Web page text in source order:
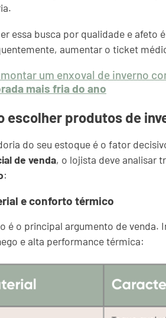
essa busca por qualidade e
aumentar o ticket
um enxoval de inverno
mais fria do ano
escolher produtos de
do seu estoque é o fator
de venda, o lojista deve analisar
:
e conforto térmico
é o principal argumento de venda.
e alta performance térmica: